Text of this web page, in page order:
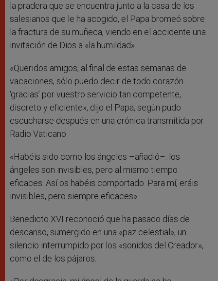
la pradera que se encuentra junto a la casa de los
salesianos que le ha acogido, el Papa bromeó sobre
la fractura de su muñeca, viendo en el accidente una
invitación de Dios a «la humildad».
«Queridos amigos, al final de estas semanas de
vacaciones, sólo puedo decir de todo corazón
‘gracias’ por vuestro servicio tan competente,
discreto y eficiente», dijo el Papa, según pudo
escucharse después en una crónica transmitida por
Radio Vaticano.
«Habéis sido como los ángeles –añadió–: los
ángeles son invisibles, pero al mismo tiempo
eficaces. Así os habéis comportado. Para mí, eráis
invisibles, pero siempre eficaces».
Benedicto XVI reconoció que ha pasado días de
descanso, sumergido en una «paz celestial», un
silencio interrumpido por los «sonidos del Creador»,
como el de los pájaros.